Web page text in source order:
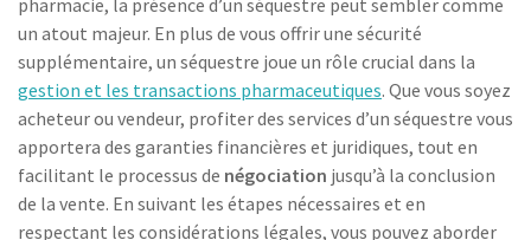
pharmacie, la présence d’un séquestre peut sembler comme
un atout majeur. En plus de vous offrir une sécurité
supplémentaire, un séquestre joue un rôle crucial dans la
gestion et les transactions pharmaceutiques. Que vous soyez
acheteur ou vendeur, profiter des services d’un séquestre vous
apportera des garanties financières et juridiques, tout en
facilitant le processus de négociation jusqu’à la conclusion
de la vente. En suivant les étapes nécessaires et en
respectant les considérations légales, vous pouvez aborder